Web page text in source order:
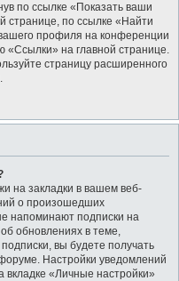
по ссылке «Показать ваши
странице, по ссылке «Найти
профиля на конференции
на главной странице.
страницу расширенного
на закладки в вашем веб-
о произошедших
напоминают подписки на
обновлениях в теме,
вы будете получать
Настройки уведомлений
вкладке «Личные настройки»